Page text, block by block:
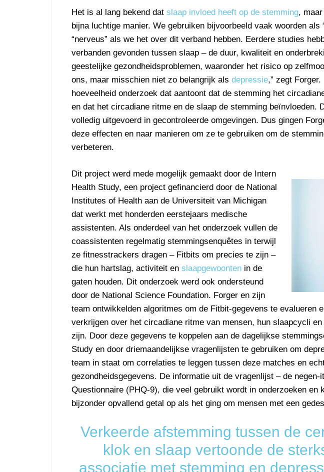
Het is al lang bekend dat slaap invloed heeft op de stemming,
bijna luchtige manier. We gebruiken bijvoorbeeld vaak woorden als
“nerveus” als we het over dit verband hebben. Eerdere studies
verbanden gevonden tussen slaap – de duur, kwaliteit en
geestelijke gezondheidsproblemen, waaronder het risico op
ons, maar misschien niet zo belangrijk als depressie,” zegt
hoeveelheid onderzoek dat aantoont dat de stemming het
en dat het circadiane ritme en de slaap de stemming beïnvloeden.
volledig uitgevoerd in gecontroleerde omgevingen. Dus gingen
deze effecten en naar manieren om ze te gebruiken om de
verbeteren.
Dit project werd mede mogelijk gemaakt door de Intern
Health Study, een project gefinancierd door de National
Institutes of Health aan de Universiteit van Michigan
dat werkt met honderden eerstejaars medische
assistenten. Als onderdeel van het onderzoek vullen de
coassistenten regelmatig stemmingsenquêtes in terwijl
ze fitnesstrackers dragen – Fitbits om precies te zijn –
die hun hartslag, activiteit en slaapgewoonten in de
gaten houden. Dit onderzoek werd ook ondersteund
door de National Science Foundation. Forger en zijn
team ontwikkelden algoritmes om de Fitbit-gegevens te evalueren
verkrijgen over het circadiane ritme van mensen, hun slaapcycli
zijn. Door deze gegevens te koppelen aan de dagelijkse
Study en door driemaandelijkse vragenlijsten te gebruiken om
team in staat om correlaties te leggen tussen deze matches en
gezondheidsgegevens. De informatie uit de vragenlijst – de negen-
Questionnaire (PHQ-9), die veel gebruikt wordt in onderzoeken en
bijzonder opvallend getal op als het ging om mensen met een
Verkeerde afstemming tussen de
klok en slaap vertoonde de
associatie met stemming en